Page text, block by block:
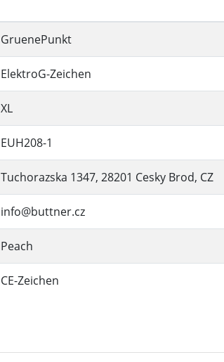
GruenePunkt
ElektroG-Zeichen
XL
EUH208-1
Tuchorazska 1347, 28201 Cesky Brod, CZ
info@buttner.cz
Peach
CE-Zeichen